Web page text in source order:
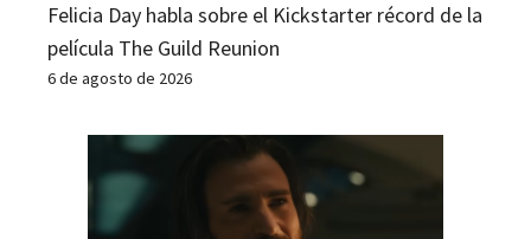
Felicia Day habla sobre el Kickstarter récord de la
película The Guild Reunion
6 de agosto de 2026